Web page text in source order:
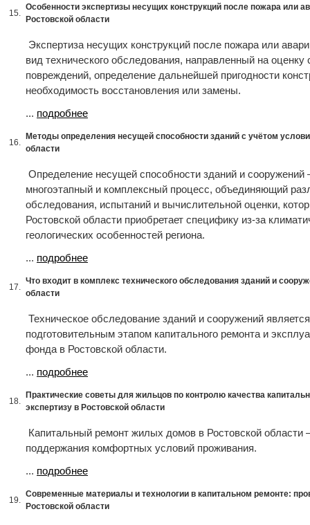
15.
Особенности экспертизы несущих конструкций после пожара или
Ростовской области
Экспертиза несущих конструкций после пожара или
вид технического обследования, направленный на оценку
повреждений, определение дальнейшей пригодности
необходимость восстановления или замены.
... подробнее
16.
Методы определения несущей способности зданий с учётом
области
Определение несущей способности зданий и сооружений
многоэтапный и комплексный процесс, объединяющий
обследования, испытаний и вычислительной оценки,
Ростовской области приобретает специфику из-за
геологических особенностей региона.
... подробнее
17.
Что входит в комплекс технического обследования зданий и
области
Техническое обследование зданий и сооружений
подготовительным этапом капитального ремонта и
фонда в Ростовской области.
... подробнее
18.
Практические советы для жильцов по контролю качества
экспертизу в Ростовской области
Капитальный ремонт жилых домов в Ростовской
поддержания комфортных условий проживания.
... подробнее
19.
Современные материалы и технологии в капитальном ремонте:
Ростовской области